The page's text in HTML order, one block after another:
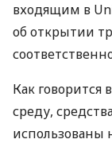
входящим в
об открытии
Как
среду,
использованы